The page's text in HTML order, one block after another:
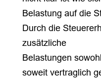
Belastung auf die
Durch die
zusätzliche
Belastungen
soweit vertraglich